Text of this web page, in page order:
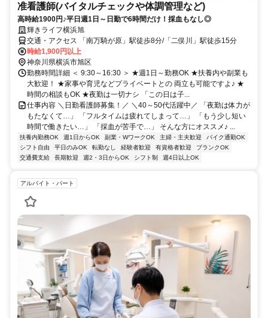
准看護師(バイタルチェックや体調管理など)
高時給1900円♪平日週1日～日勤で6時間だけ！採血もなし◎
輝きライフ横浜旭
交通・アクセス 「南万騎が原」駅徒歩8分/「二俣川」駅徒歩15分
時給1,900円以上
神奈川県横浜市旭区
勤務時間詳細 ＜ 9:30～16:30 ＞ ★週1日～勤務OK ★扶養内や副業も
大歓迎！ ★家事や育児などプライベートとの 両立も可能ですよ♪ ★
時間の相談もOK ★夜勤は一切ナシ 「この日は子...
仕事内容 ＼日勤看護師募集！／ ＼40～50代活躍中／ 「夜勤は体力が
もたなくて…」 「フルタイムは疲れてしまって…」 「もう少し短い
時間で働きたい…」 「採血が苦手で…」 そんな方にオススメ♪ ...
扶養内勤務OK 週1日からOK 副業・WワークOK 主婦・主夫歓迎
バイク通勤OK
シフト自由
平日のみOK 転勤なし 経験者歓迎 有資格者歓迎
ブランクOK
交通費支給
長期歓迎 週2・3日からOK シフト制 週4日以上OK
アルバイト・パート